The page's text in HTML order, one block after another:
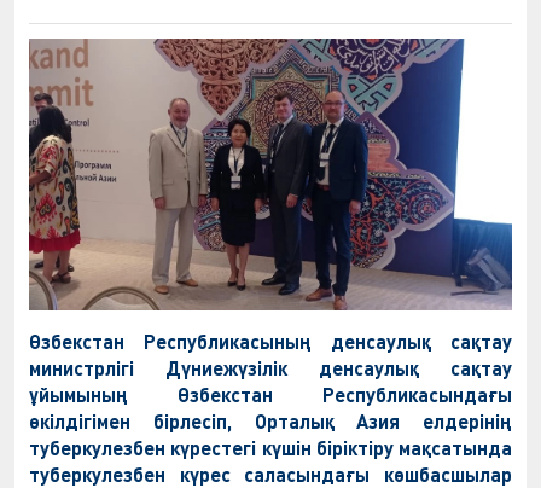
Өзбекстан Республикасының денсаулық сақтау
министрлігі Дүниежүзілік денсаулық сақтау
ұйымының Өзбекстан Республикасындағы
өкілдігімен бірлесіп, Орталық Азия елдерінің
туберкулезбен күрестегі күшін біріктіру мақсатында
туберкулезбен күрес саласындағы көшбасшылар